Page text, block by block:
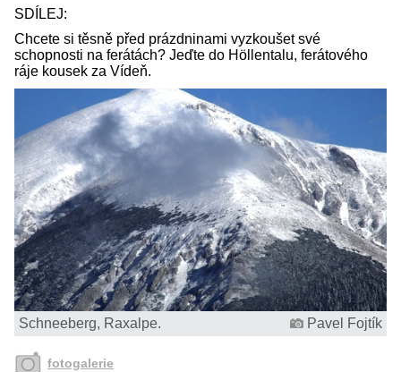
SDÍLEJ:
Chcete si těsně před prázdninami vyzkoušet své
schopnosti na ferátách? Jeďte do Höllentalu, ferátového
ráje kousek za Vídeň.
Schneeberg, Raxalpe. Pavel Fojtík
fotogalerie